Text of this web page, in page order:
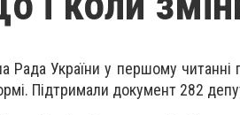
Рада України у першому читанні
Підтримали документ 282